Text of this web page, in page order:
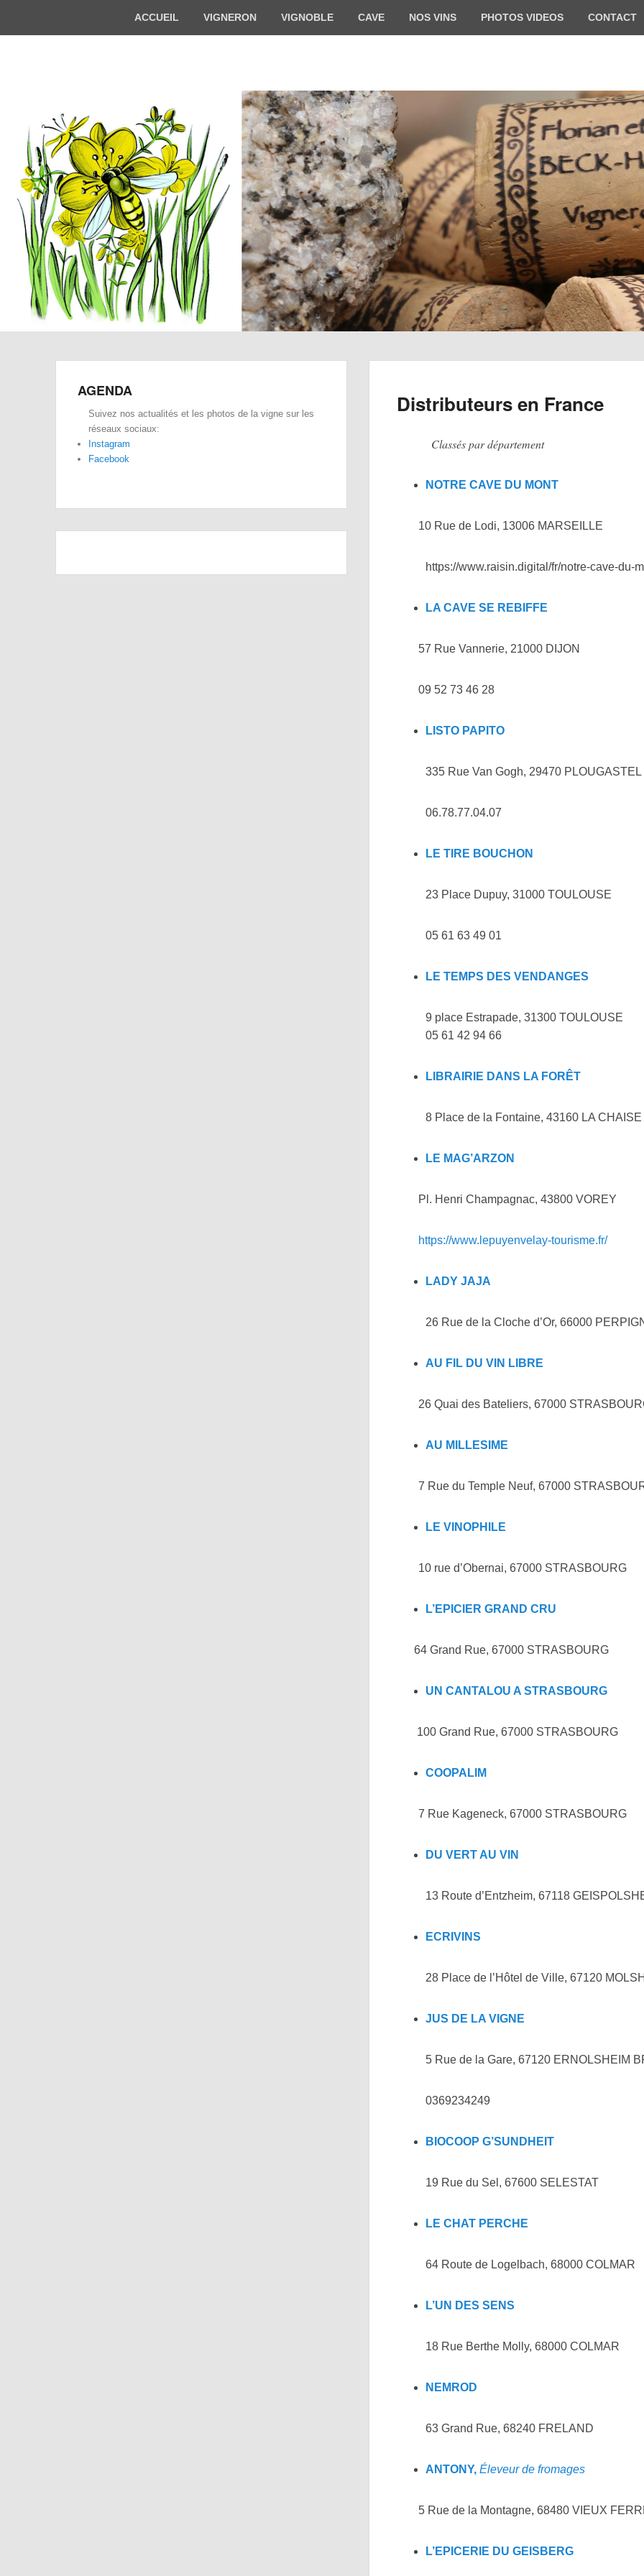
haut
ACCUEIL VIGNERON VIGNOBLE CAVE NOS VINS PHOTOS VIDEOS CONTACT
Vigneron bio en Alsace
Distributeurs en France
Classés par département
NOTRE CAVE DU MONT
10 Rue de Lodi, 13006 MARSEILLE
https://www.raisin.digital/fr/notre-cave-du-
LA CAVE SE REBIFFE
57 Rue Vannerie, 21000 DIJON
09 52 73 46 28
LISTO PAPITO
335 Rue Van Gogh, 29470
06.78.77.04.07
LE TIRE BOUCHON
23 Place Dupuy, 31000 TOULOUSE
05 61 63 49 01
LE TEMPS DES VENDANGES
9 place Estrapade, 31300 TOULOUSE
05 61 42 94 66
LIBRAIRIE DANS LA FORÊT
8 Place de la Fontaine, 43160 LA
LE MAG’ARZON
Pl. Henri Champagnac, 43800 VOREY
https://www.lepuyenvelay-tourisme.fr/
LADY JAJA
26 Rue de la Cloche d’Or, 66000
AU FIL DU VIN LIBRE
26 Quai des Bateliers, 67000
AU MILLESIME
7 Rue du Temple Neuf, 67000
LE VINOPHILE
10 rue d’Obernai, 67000 STRASBOURG
L’EPICIER GRAND CRU
64 Grand Rue, 67000 STRASBOURG
UN CANTALOU A STRASBOURG
100 Grand Rue, 67000 STRASBOURG
COOPALIM
7 Rue Kageneck, 67000 STRASBOURG
DU VERT AU VIN
13 Route d’Entzheim, 67118
ECRIVINS
28 Place de l’Hôtel de Ville, 67120
JUS DE LA VIGNE
5 Rue de la Gare, 67120 ERNOLSHEIM
0369234249
BIOCOOP G’SUNDHEIT
19 Rue du Sel, 67600 SELESTAT
LE CHAT PERCHE
64 Route de Logelbach, 68000 COLMAR
L’UN DES SENS
18 Rue Berthe Molly, 68000 COLMAR
NEMROD
63 Grand Rue, 68240 FRELAND
ANTONY, Éleveur de fromages
5 Rue de la Montagne, 68480 VIEUX
L’EPICERIE DU GEISBERG
AGENDA
Suivez nos actualités et les photos de la vigne sur les
réseaux sociaux:
Instagram
Facebook